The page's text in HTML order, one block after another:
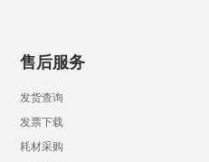
售后服务
发货查询
发票下载
耗材采购